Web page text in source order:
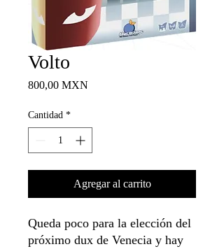
Volto
800,00 MXN
Cantidad *
Agregar al carrito
Queda poco para la elección del
próximo dux de Venecia y hay